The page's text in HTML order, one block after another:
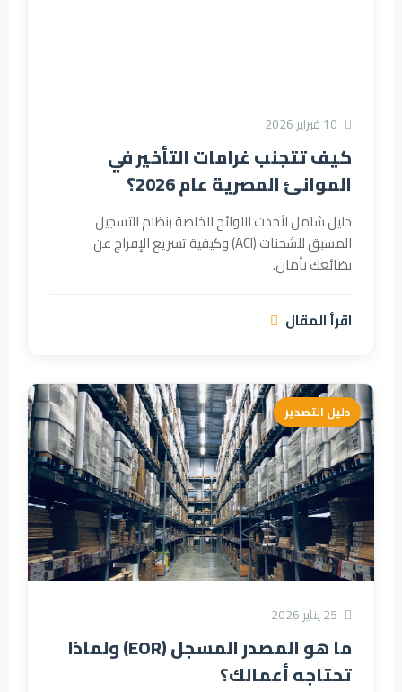
كيف تتجنب غرامات التأخير في
الموانئ المصرية عام 2026؟
دليل شامل لأحدث اللوائح الخاصة بنظام التسجيل
المسبق للشحنات (ACI) وكيفية تسريع الإفراج عن
بضائعك بأمان.
اقرأ المقال
دليل التصدير
ما هو المصدر المسجل (EOR) ولماذا
تحتاجه أعمالك؟